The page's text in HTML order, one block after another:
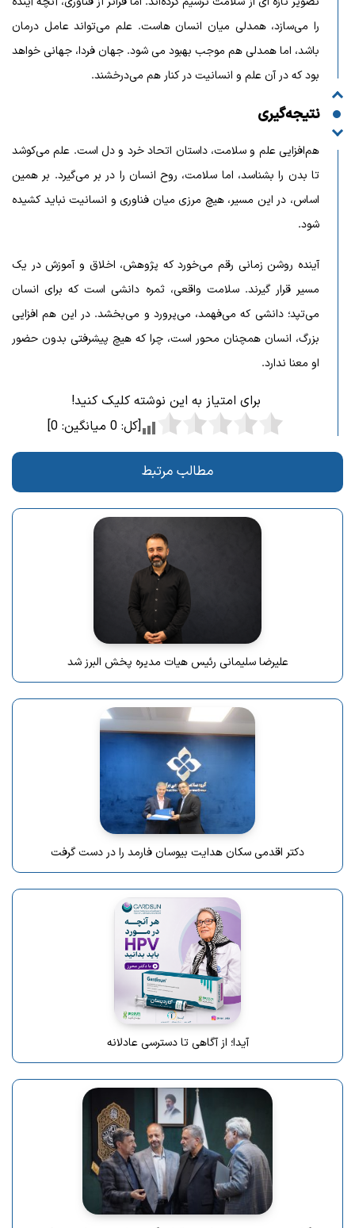
را می‌سازد، همدلی میان انسان‌ هاست. علم می‌تواند عامل درمان
باشد، اما همدلی هم موجب بهبود می شود. جهان فردا، جهانی خواهد
بود که در آن علم و انسانیت در کنار هم می‌درخشند.
نتیجه‌گیری
هم‌افزایی علم و سلامت، داستان اتحاد خرد و دل است. علم می‌کوشد
تا بدن را بشناسد، اما سلامت، روح انسان را در بر می‌گیرد. بر همین
اساس، در این مسیر، هیچ مرزی میان فناوری و انسانیت نباید کشیده
شود.
آینده روشن زمانی رقم می‌خورد که پژوهش، اخلاق و آموزش در یک
مسیر قرار گیرند. سلامت واقعی، ثمره دانشی است که برای انسان
می‌تپد؛ دانشی که می‌فهمد، می‌پرورد و می‌بخشد. در این هم‌ افزایی
بزرگ، انسان همچنان محور است، چرا که هیچ پیشرفتی بدون حضور
او معنا ندارد.
برای امتیاز به این نوشته کلیک کنید!
[کل: 0میانگین: 0
]
مطالب مرتبط
علیرضا سلیمانی رئیس هیات مدیره پخش البرز شد
دکتر اقدمی سکان هدایت بیوسان فارمد را در دست گرفت
آیدا؛ از آگاهی تا دسترسی عادلانه